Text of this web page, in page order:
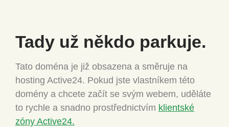
Tady už někdo parkuje.
Tato doména je již obsazena a směruje na
hosting Active24. Pokud jste vlastníkem této
domény a chcete začít se svým webem, uděláte
to rychle a snadno prostřednictvím klientské
zóny Active24.